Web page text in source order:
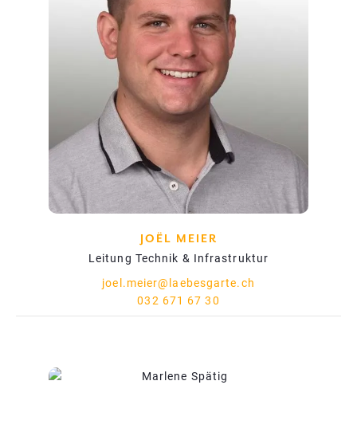
JOËL MEIER
Leitung Technik & Infrastruktur
joel.meier@laebesgarte.ch
032 671 67 30